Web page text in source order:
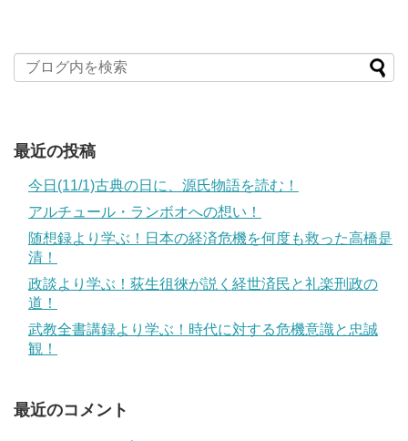
最近の投稿
今日(11/1)古典の日に、源氏物語を読む！
アルチュール・ランボオへの想い！
随想録より学ぶ！日本の経済危機を何度も救った高橋是
清！
政談より学ぶ！荻生徂徠が説く経世済民と礼楽刑政の
道！
武教全書講録より学ぶ！時代に対する危機意識と忠誠
観！
最近のコメント